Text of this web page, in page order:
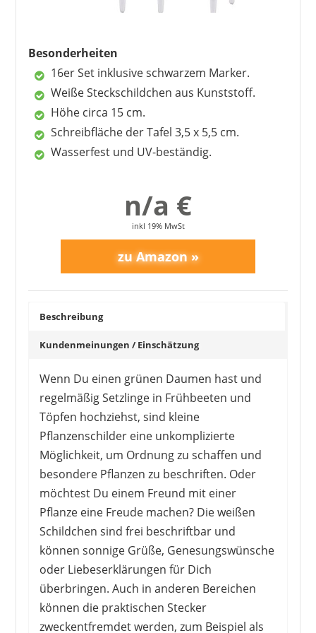
Besonderheiten
16er Set inklusive schwarzem Marker.
Weiße Steckschildchen aus Kunststoff.
Höhe circa 15 cm.
Schreibfläche der Tafel 3,5 x 5,5 cm.
Wasserfest und UV-beständig.
n/a €
inkl 19% MwSt
Beschreibung
Kundenmeinungen / Einschätzung
Wenn Du einen grünen Daumen hast und
regelmäßig Setzlinge in Frühbeeten und
Töpfen hochziehst, sind kleine
Pflanzenschilder eine unkomplizierte
Möglichkeit, um Ordnung zu schaffen und
besondere Pflanzen zu beschriften. Oder
möchtest Du einem Freund mit einer
Pflanze eine Freude machen? Die weißen
Schildchen sind frei beschriftbar und
können sonnige Grüße, Genesungswünsche
oder Liebeserklärungen für Dich
überbringen. Auch in anderen Bereichen
können die praktischen Stecker
zweckentfremdet werden, zum Beispiel als